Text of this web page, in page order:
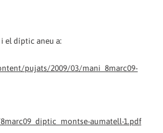
el díptic aneu a:
pujats/2009/03/mani_8marc09-
aumatell-1.pdf